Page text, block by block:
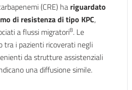
(CRE) ha riguardato
di resistenza di tipo KPC,
a flussi migratori8. Le
tra i pazienti ricoverati negli
da strutture assistenziali
una diffusione simile.